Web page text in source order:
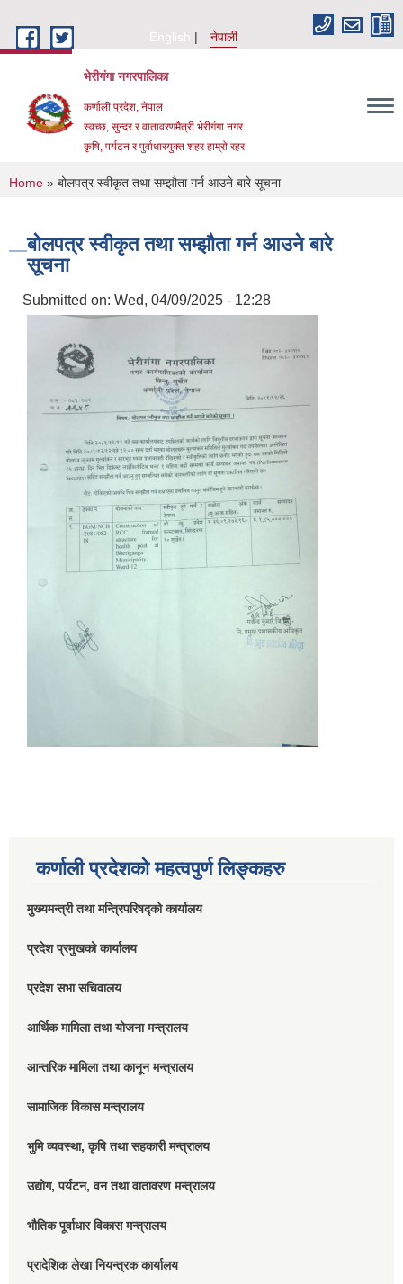
English
नेपाली
भेरीगंगा नगरपालिका
कर्णाली प्रदेश, नेपाल
स्वच्छ, सुन्दर र वातावरणमैत्री भेरीगंगा नगर
कृषि, पर्यटन र पुर्वाधारयुक्त शहर हाम्रो रहर
You are here
Home » बोलपत्र स्वीकृत तथा सम्झौता गर्न आउने बारे सूचना
बोलपत्र स्वीकृत तथा सम्झौता गर्न आउने बारे
सूचना
Submitted on: Wed, 04/09/2025 - 12:28
कर्णाली प्रदेशको महत्वपुर्ण लिङ्कहरु
मुख्यमन्त्री तथा मन्त्रिपरिषद्को कार्यालय
प्रदेश प्रमुखको कार्यालय
प्रदेश सभा सचिवालय
आर्थिक मामिला तथा योजना मन्त्रालय
आन्तरिक मामिला तथा कानून मन्त्रालय
सामाजिक विकास मन्त्रालय
भुमि व्यवस्था, कृषि तथा सहकारी मन्त्रालय
उद्योग, पर्यटन, वन तथा वातावरण मन्त्रालय
भौतिक पूर्वाधार विकास मन्त्रालय
प्रादेशिक लेखा नियन्त्रक कार्यालय